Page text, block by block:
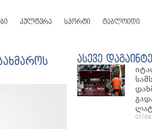
კულტურა სპორტი ტაბლოიდი
ასევე
07/